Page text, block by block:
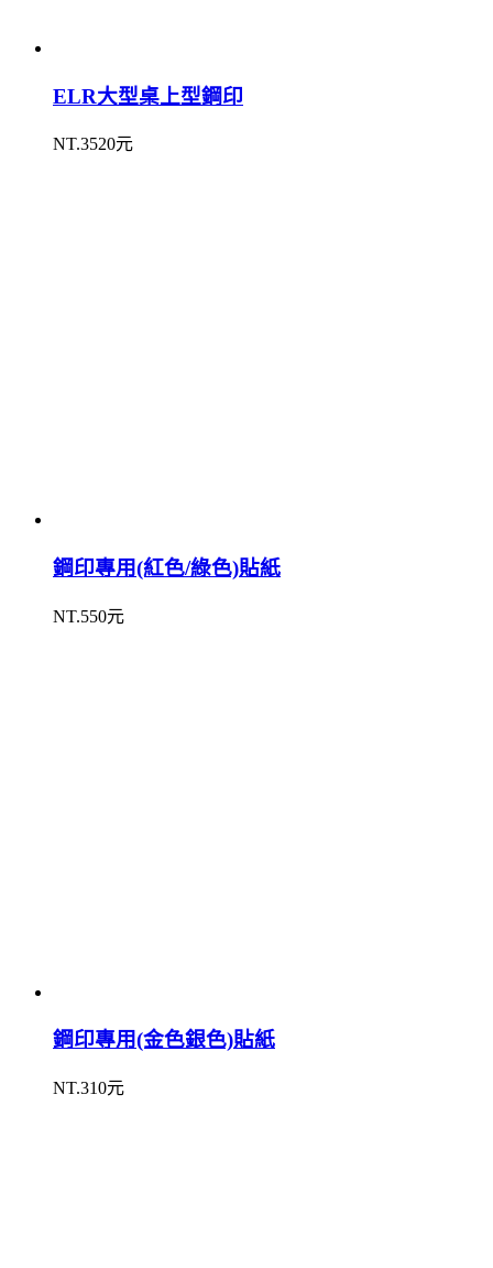
ELR大型桌上型鋼印
NT.3520元
鋼印專用(紅色/綠色)貼紙
NT.550元
鋼印專用(金色銀色)貼紙
NT.310元